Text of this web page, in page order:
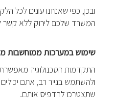
ובכן, כפי שאנחנו עונים לכל
המשרד שלכם לירוק ללא קשר
שימוש במערכות ממוחשבות
התקדמות הטכנולוגיה
ולהשתמש בנייר רב, אתם
שתצטרכו להדפיס אותם.